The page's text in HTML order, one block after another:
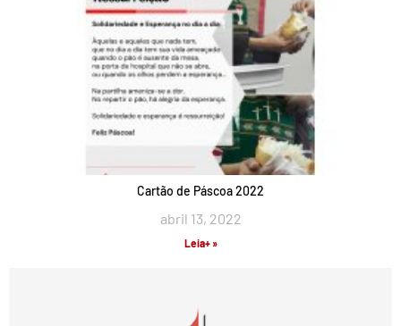
Cartão de Páscoa 2022
abril 13, 2022
Leia+ »